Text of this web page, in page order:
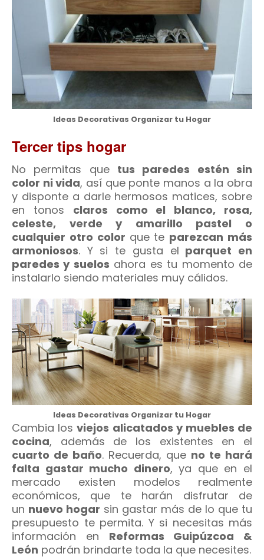
Ideas Decorativas Organizar tu Hogar
Tercer tips hogar
No permitas que tus paredes estén sin
color ni vida, así que ponte manos a la obra
y disponte a darle hermosos matices, sobre
en tonos claros como el blanco, rosa,
celeste, verde y amarillo pastel o
cualquier otro color que te parezcan más
armoniosos. Y si te gusta el parquet en
paredes y suelos ahora es tu momento de
instalarlo siendo materiales muy cálidos.
Ideas Decorativas Organizar tu Hogar
Cambia losviejos alicatados y muebles de
cocina, además de los existentes en el
cuarto de baño. Recuerda, que no te hará
falta gastar mucho dinero, ya que en el
mercado existen modelos realmente
económicos, que te harán disfrutar de
un nuevo hogar sin gastar más de lo que tu
presupuesto te permita. Y si necesitas más
información en Reformas Guipúzcoa &
León podrán brindarte toda la que necesites.